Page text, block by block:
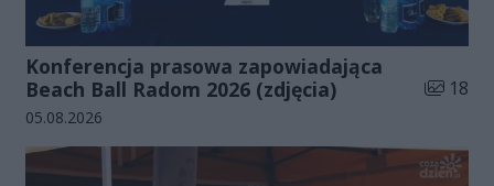
Konferencja prasowa zapowiadająca
Beach Ball Radom 2026 (zdjęcia)
Liczba
18
Data dodania galerii:
05.08.2026